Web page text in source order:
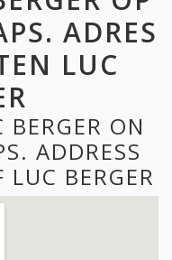
ADRES
LUC
ON
ADDRESS
BERGER